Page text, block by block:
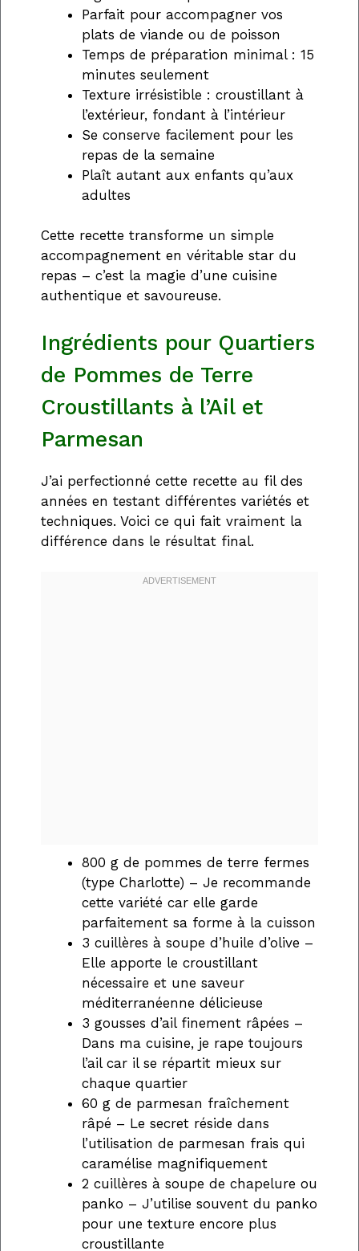
Parfait pour accompagner vos
plats de viande ou de poisson
Temps de préparation minimal : 15
minutes seulement
Texture irrésistible : croustillant à
l’extérieur, fondant à l’intérieur
Se conserve facilement pour les
repas de la semaine
Plaît autant aux enfants qu’aux
adultes
Cette recette transforme un simple
accompagnement en véritable star du
repas – c’est la magie d’une cuisine
authentique et savoureuse.
Ingrédients pour Quartiers
de Pommes de Terre
Croustillants à l’Ail et
Parmesan
J’ai perfectionné cette recette au fil des
années en testant différentes variétés et
techniques. Voici ce qui fait vraiment la
différence dans le résultat final.
800 g de pommes de terre fermes
(type Charlotte) – Je recommande
cette variété car elle garde
parfaitement sa forme à la cuisson
3 cuillères à soupe d’huile d’olive –
Elle apporte le croustillant
nécessaire et une saveur
méditerranéenne délicieuse
3 gousses d’ail finement râpées –
Dans ma cuisine, je rape toujours
l’ail car il se répartit mieux sur
chaque quartier
60 g de parmesan fraîchement
râpé – Le secret réside dans
l’utilisation de parmesan frais qui
caramélise magnifiquement
2 cuillères à soupe de chapelure ou
panko – J’utilise souvent du panko
pour une texture encore plus
croustillante